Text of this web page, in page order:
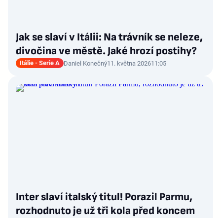
Jak se slaví v Itálii: Na trávník se neleze,
divočina ve městě. Jaké hrozí postihy?
Itálie - Serie A Daniel Konečný11. května 202611:05
Inter slaví italský titul! Porazil Parmu,
rozhodnuto je už tři kola před koncem